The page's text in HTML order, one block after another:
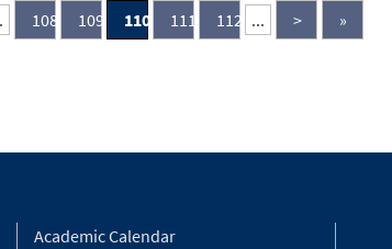
108 109 110 111 112 ... > »
Academic Calendar